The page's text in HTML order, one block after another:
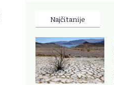
Najčitanije